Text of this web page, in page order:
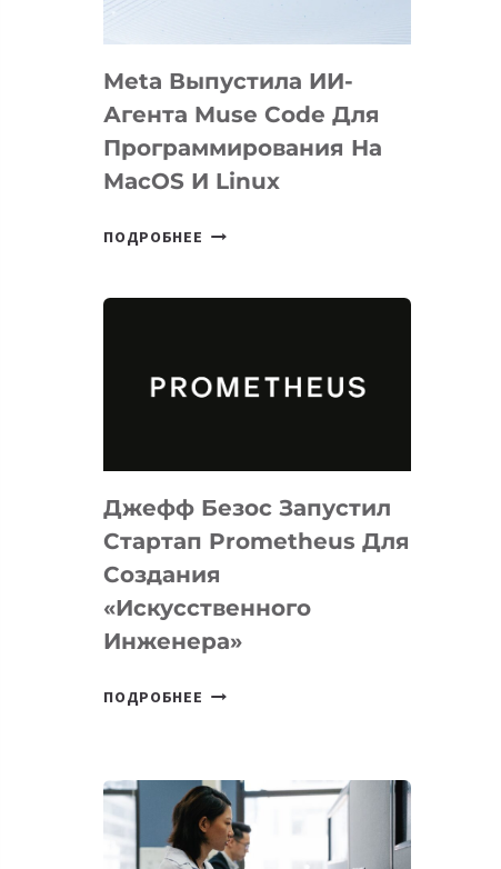
Meta Выпустила ИИ-
Агента Muse Code Для
Программирования На
MacOS И Linux
ПОДРОБНЕЕ META
ДЛЯ
И
LINUX
Джефф Безос Запустил
Стартап Prometheus Для
Создания
«искусственного
Инженера»
ПОДРОБНЕЕ ДЖЕФФ
PROMETHEUS
ДЛЯ
СОЗДАНИЯ